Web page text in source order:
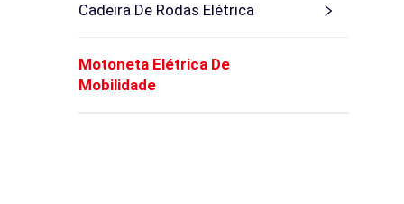
Cadeira De Rodas Elétrica
Motoneta Elétrica De
Mobilidade